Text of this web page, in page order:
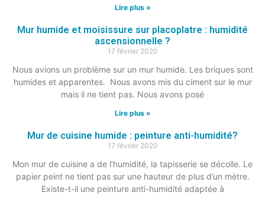
Lire plus »
Mur humide et moisissure sur placoplatre : humidité
ascensionnelle ?
17 février 2020
Nous avions un problème sur un mur humide. Les briques sont
humides et apparentes. Nous avons mis du ciment sur le mur
mais il ne tient pas. Nous avons posé
Lire plus »
Mur de cuisine humide : peinture anti-humidité?
17 février 2020
Mon mur de cuisine a de l’humidité, la tapisserie se décolle. Le
papier peint ne tient pas sur une hauteur de plus d’un mètre.
Existe-t-il une peinture anti-humidité adaptée à